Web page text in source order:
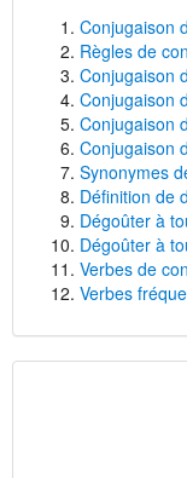
Conjugaison
Règles de
Conjugaison
Conjugaison
Conjugaison
Conjugaison
Synonymes
Définition de
Dégoûter à
Dégoûter à
Verbes de
Verbes